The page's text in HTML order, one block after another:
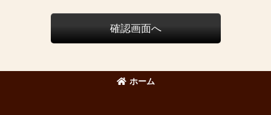
確認画面へ
ホーム